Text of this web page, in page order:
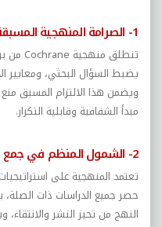
1- الصرامة المنهجية المسبقة في بناء المراجعة
تنطلق منهجية Cochrane من
يضبط السؤال البحثي، ومعايير
ويضمن هذا الالتزام المسبق منع
مبدأ الشفافية وقابلية التكرار.
2- الشمول المنظم في جمع الأدلة
تعتمد المنهجية على
حصر جميع الدراسات ذات الصلة،
النهج من تحيز النشر والانتقاء،